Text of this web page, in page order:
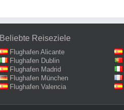
Beliebte Reiseziele
Flughafen Alicante
Flughafen Dublin
Flughafen Madrid
Flughafen München
Flughafen Valencia